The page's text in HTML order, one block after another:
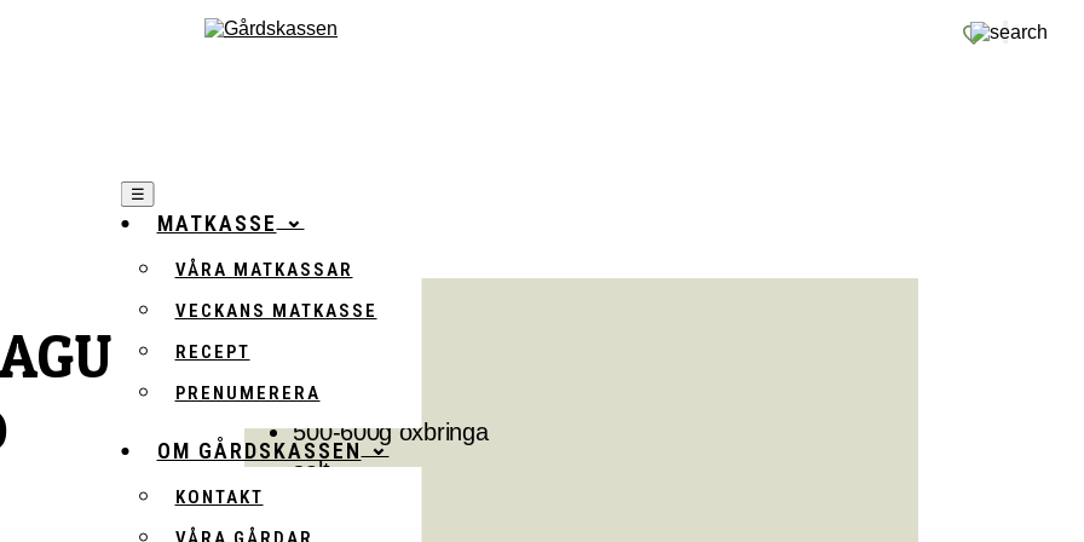
☰
MATKASSE
VÅRA MATKASSAR
VECKANS MATKASSE
RECEPT
PRENUMERERA
OM GÅRDSKASSEN
KONTAKT
500-600g oxbringa
salt